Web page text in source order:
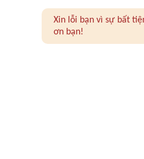
Xin lỗi bạn vì sự bất
ơn bạn!